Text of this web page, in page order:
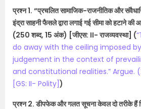
प्रश्न 1. “प्रचलित सामाजिक-राजनीतिक और
इंद्रा साहनी फैसले द्वारा लगाई गई सीमा को हटाने
(250 शब्द, 15 अंक) [जीएस: II- राजव्यवस्था] (
do away with the ceiling imposed
judgement in the context of
and constitutional realities.” Argue.
[GS: II- Polity] )
प्रश्न 2. डीपफेक और गलत सूचना केवल दो तरीके हैं